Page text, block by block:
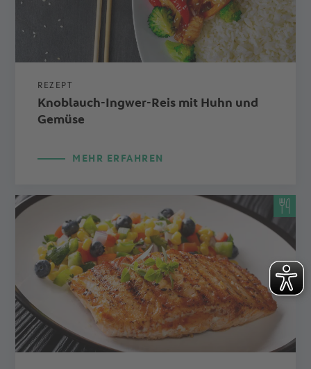
REZEPT
Knoblauch-Ingwer-Reis mit Huhn und
Gemüse
MEHR ERFAHREN